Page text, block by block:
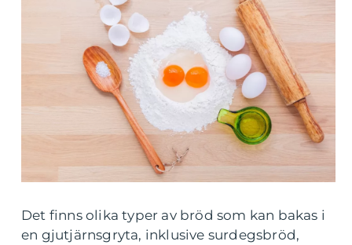
Det finns olika typer av bröd som kan bakas i
en gjutjärnsgryta, inklusive surdegsbröd,